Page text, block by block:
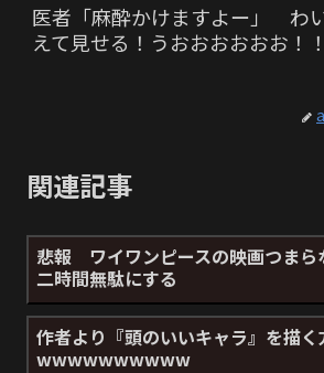
医者「麻酔かけますよー」 わ
えて見せる！うおおおおおお！
関連記事
悲報 ワイワンピースの映画つまら
二時間無駄にする
作者より『頭のいいキャラ』を描く
wwwwwwwwww